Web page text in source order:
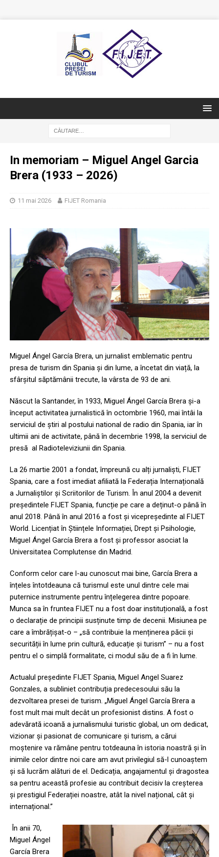
In memoriam – Miguel Angel Garcia
Brera (1933 – 2026)
11 mai 2026 FIJET Romania
Miguel Ángel García Brera, un jurnalist emblematic pentru
presa de turism din Spania și din lume, a încetat din viață, la
sfârșitul săptămânii trecute, la vârsta de 93 de ani.
Născut la Santander, în 1933, Miguel Ángel García Brera și-a
început activitatea jurnalistică în octombrie 1960, mai întâi la
serviciul de știri al postului national de radio din Spania, iar în
ultimii ani de activitate, până în decembrie 1998, la serviciul de
presă al Radioteleviziunii din Spania.
La 26 martie 2001 a fondat, împreună cu alți jurnaliști, FIJET
Spania, care a fost imediat afiliată la Federația Internațională
a Jurnaliștilor și Scriitorilor de Turism. În anul 2004 a devenit
președintele FIJET Spania, funcție pe care a deținut-o până în
anul 2018. Până în anul 2016 a fost și vicepreședinte al FIJET
World. Licențiat în Științele Informației, Drept și Psihologie,
Miguel Ángel García Brera a fost și professor asociat la
Universitatea Complutense din Madrid.
Conform celor care l-au cunoscut mai bine, García Brera a
înțeles întotdeauna că turismul este unul dintre cele mai
puternice instrumente pentru înțelegerea dintre popoare.
Munca sa în fruntea FIJET nu a fost doar instituțională, a fost
o declarație de principii susținute timp de decenii. Misiunea pe
care a îmbrățișat-o – „să contribuie la menținerea păcii și
securității în lume prin cultură, educație și turism” – nu a fost
pentru el o simplă formalitate, ci modul său de a fi în lume.
Actualul președinte FIJET Spania, Miguel Angel Suarez
Gonzales, a subliniet contribuția predecesoului său la
dezvoltarea presei de turism. „Miguel Ángel García Brera a
fost mult mai mult decât un profesionist distins. A fost o
adevărată icoană a jurnalismului turistic global, un om dedicat,
vizionar și pasionat de comunicare și turism, a cărui
moștenire va rămâne pentru totdeauna în istoria noastră și în
inimile celor dintre noi care am avut privilegiul să-l cunoaștem
și să lucrăm alături de el. Dedicația, angajamentul și dragostea
sa pentru această profesie au contribuit decisiv la creșterea
și prestigiul Federației noastre, atât la nivel național, cât și
internațional.”
În anii 70,
Miguel Ángel
García Brera